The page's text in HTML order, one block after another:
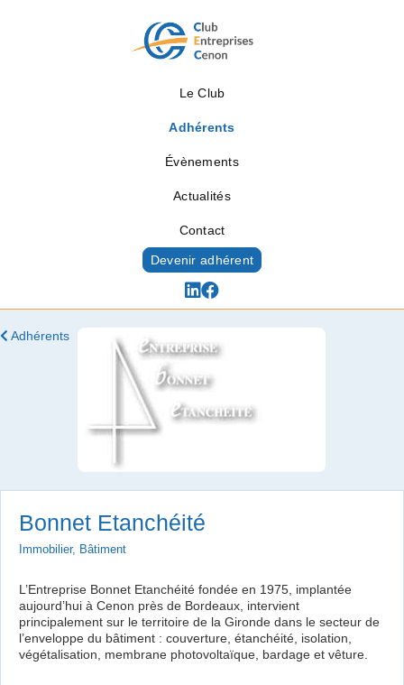
Le Club
Adhérents
Évènements
Actualités
Contact
Devenir adhérent
Adhérents
Bonnet Etanchéité
Immobilier, Bâtiment
L’Entreprise Bonnet Etanchéité fondée en 1975, implantée
aujourd’hui à Cenon près de Bordeaux, intervient
principalement sur le territoire de la Gironde dans le secteur de
l’enveloppe du bâtiment : couverture, étanchéité, isolation,
végétalisation, membrane photovoltaïque, bardage et vêture.